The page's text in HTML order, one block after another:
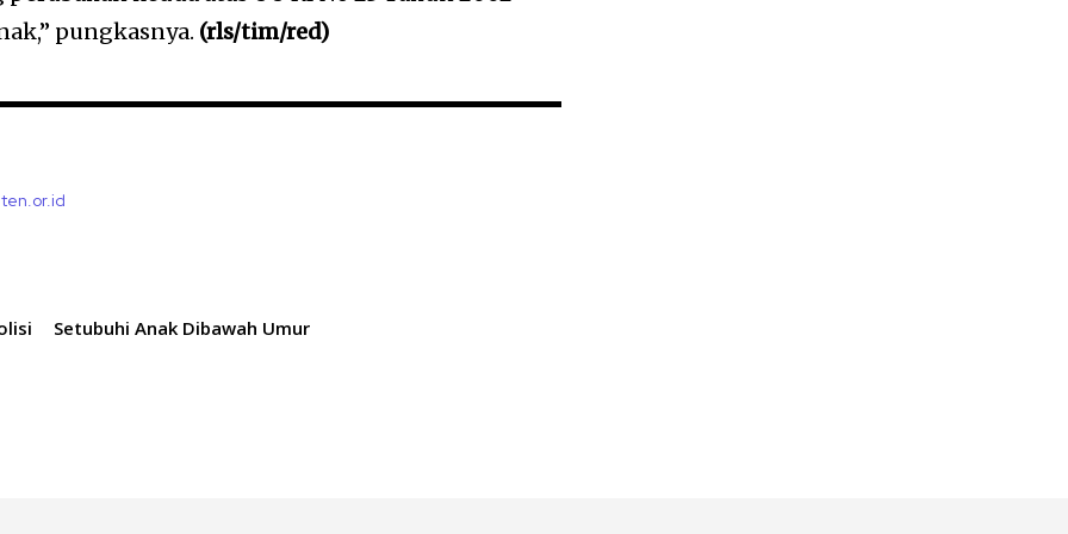
pungkasnya. (rls/tim/red)
Setubuhi Anak Dibawah Umur